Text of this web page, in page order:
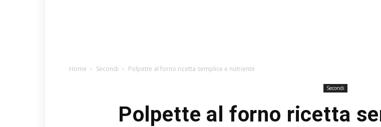
Profumi
Home Secondi Polpette al forno ricetta semplice e nutriente
Secondi
Polpette al forno ricetta